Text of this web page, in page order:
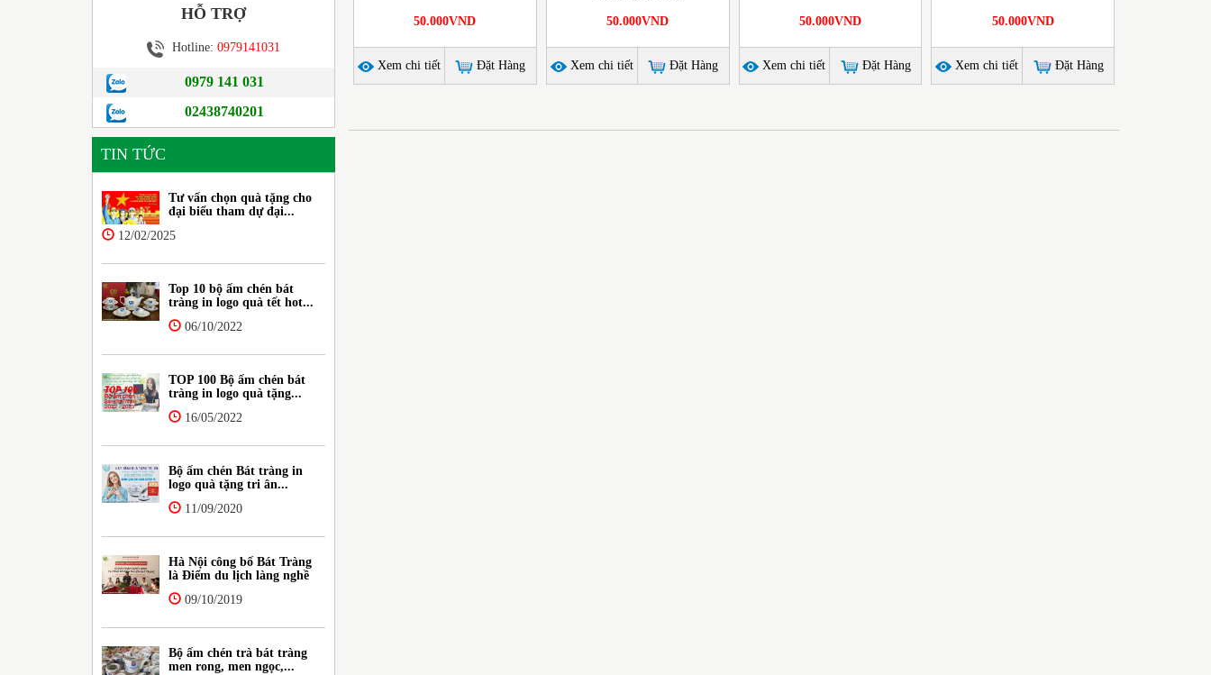
50.000VND
Xem chi tiết Đặt Hàng
50.000VND
Xem chi tiết Đặt Hàng
50.000VND
Xem chi tiết Đặt Hàng
50.000VND
Xem chi tiết Đặt Hàng
HỖ TRỢ
Hotline: 0979141031
0979 141 031
02438740201
TIN TỨC
Tư vấn chọn quà tặng cho
đại biểu tham dự đại...
12/02/2025
Top 10 bộ ấm chén bát
tràng in logo quà tết hot...
06/10/2022
TOP 100 Bộ ấm chén bát
tràng in logo quà tặng...
16/05/2022
Bộ ấm chén Bát tràng in
logo quà tặng tri ân...
11/09/2020
Hà Nội công bố Bát Tràng
là Điểm du lịch làng nghề
09/10/2019
Bộ ấm chén trà bát tràng
men rong, men ngọc,...